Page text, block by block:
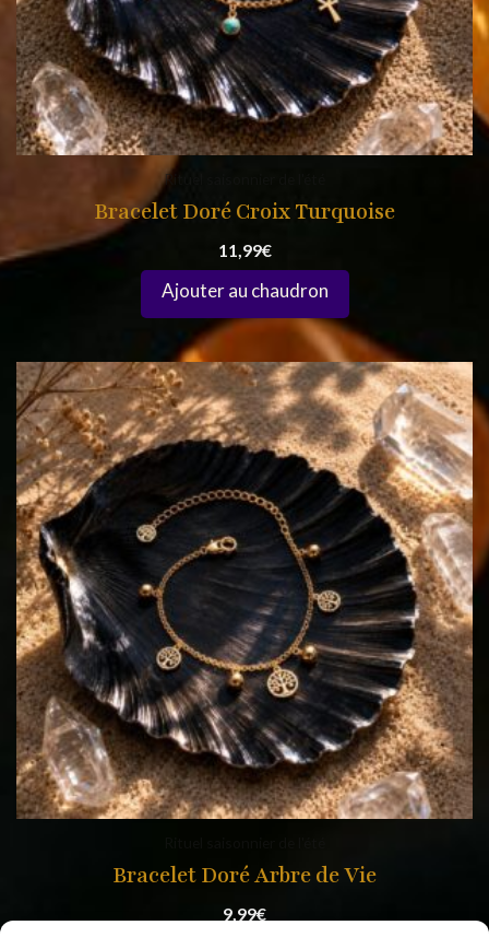
Rituel saisonnier de l'été
Bracelet Doré Croix Turquoise
11,99€
Bracelet Doré Arbre de Vie
9,99€